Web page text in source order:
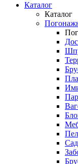
Каталог
Каталог